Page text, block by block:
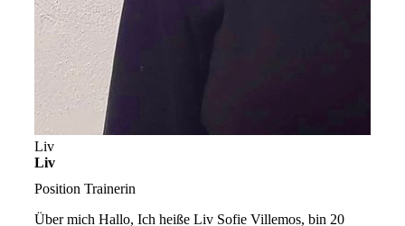
Liv
Liv
Position Trainerin
Über mich Hallo, Ich heiße Liv Sofie Villemos, bin 20